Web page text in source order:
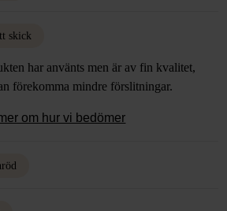
skick
har använts men är av fin kvalitet,
förekomma mindre förslitningar.
mer om hur vi bedömer